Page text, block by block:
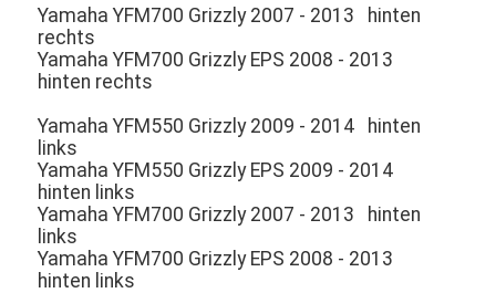
Yamaha YFM700 Grizzly 2007 - 2013 hinten
rechts
Yamaha YFM700 Grizzly EPS 2008 - 2013
hinten rechts
Yamaha YFM550 Grizzly 2009 - 2014 hinten
links
Yamaha YFM550 Grizzly EPS 2009 - 2014
hinten links
Yamaha YFM700 Grizzly 2007 - 2013 hinten
links
Yamaha YFM700 Grizzly EPS 2008 - 2013
hinten links